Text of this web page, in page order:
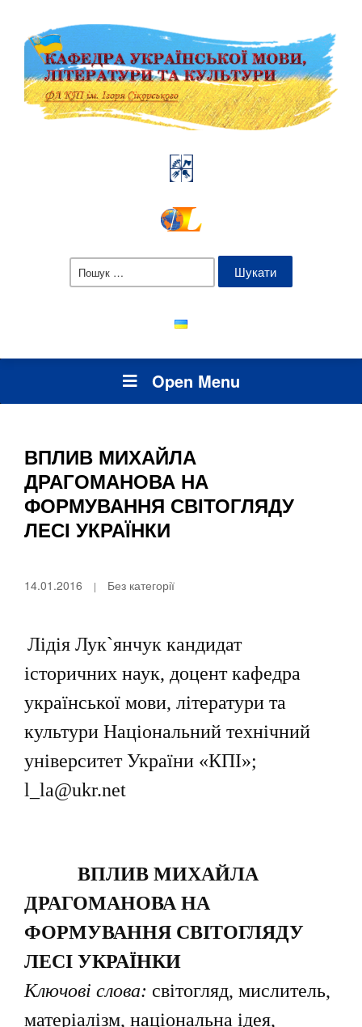
Пошук:
Open Menu
ВПЛИВ МИХАЙЛА
ДРАГОМАНОВА НА
ФОРМУВАННЯ СВІТОГЛЯДУ
ЛЕСІ УКРАЇНКИ
14.01.2016 Без категорії
Лідія Лук`янчук кандидат
історичних наук, доцент кафедра
української мови, літератури та
культури Національний технічний
університет України «КПІ»;
l_la@ukr.net
ВПЛИВ МИХАЙЛА
ДРАГОМАНОВА НА
ФОРМУВАННЯ СВІТОГЛЯДУ
ЛЕСІ УКРАЇНКИ
Ключові слова: світогляд, мислитель,
матеріалізм, національна ідея,